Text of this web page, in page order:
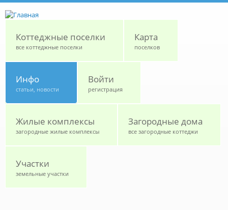
Коттеджные поселки
все коттеджные поселки
Карта
поселков
Инфо
статьи, новости
Войти
регистрация
Жилые комплексы
загородные жилые комплексы
Загородные дома
все загородные коттеджи
Участки
земельные участки